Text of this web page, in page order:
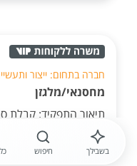
חברה בתחום: ייצור
מחסנאי/מלגזן
תיאור התפקיד: קבלת
משמרת בוקר 07-16. קו"ח למייל.
בשבילך חיפוש